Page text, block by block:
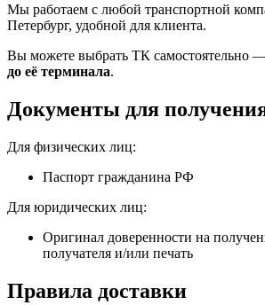
Мы работаем с любой транспортной
Петербург, удобной для клиента.
Вы можете выбрать ТК самостоятельно
до её терминала.
Документы для
Для физических лиц:
Паспорт гражданина РФ
Для юридических лиц:
Оригинал доверенности на
получателя и/или печать
Правила доставки